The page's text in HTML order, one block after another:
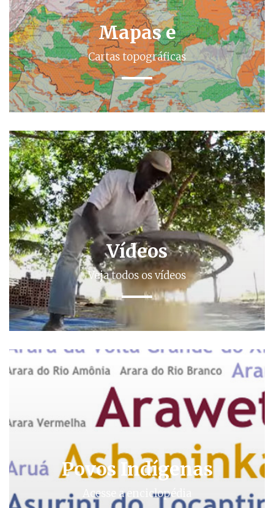
Mapas e
Cartas topográficas
Vídeos
Veja todos os vídeos
Povos Indígenas
Acesse a enciclopédia